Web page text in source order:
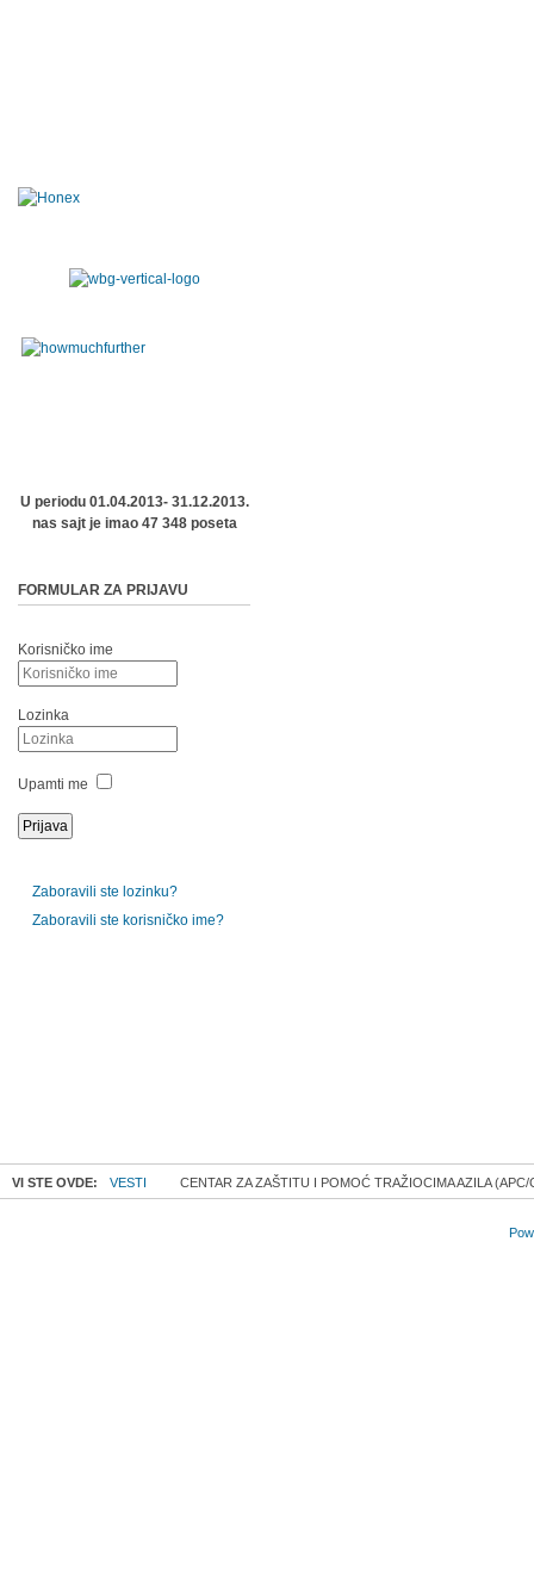
U periodu 01.04.2013- 31.12.2013.
nas sajt je imao 47 348 poseta
FORMULAR ZA PRIJAVU
Korisničko ime
Lozinka
Upamti me
Zaboravili ste lozinku?
Zaboravili ste korisničko ime?
VI STE OVDE: VESTI CENTAR ZA ZAŠTITU I POMOĆ TRAŽIOCIMA AZILA